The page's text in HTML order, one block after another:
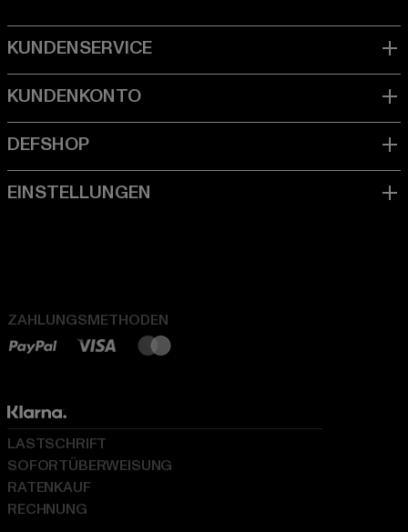
ZAHLUNGSMETHODEN
LASTSCHRIFT
SOFORTÜBERWEISUNG
RATENKAUF
RECHNUNG